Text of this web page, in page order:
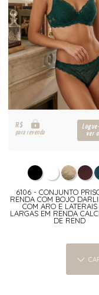
R$
para revenda
ver
6106 - CONJUNTO
RENDA COM BOJO
COM ARO E
LARGAS EM RENDA
DE REND